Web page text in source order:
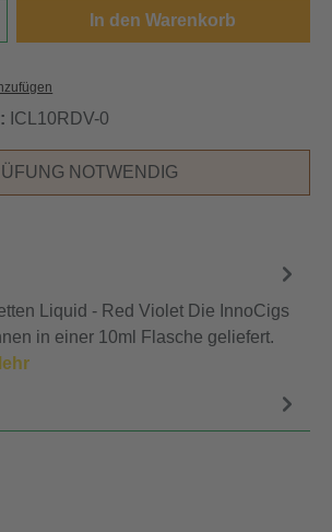
Gib den gewünschten
In den Warenkorb
ICL10RDV-0
NOTWENDIG
Liquid - Red Violet Die InnoCigs
in einer 10ml Flasche geliefert.